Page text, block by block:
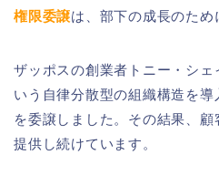
権限委譲は、部下の成長のため
ザッポスの創業者トニー・シェ
いう自律分散型の組織構造を
を委譲しました。その結果、
提供し続けています。